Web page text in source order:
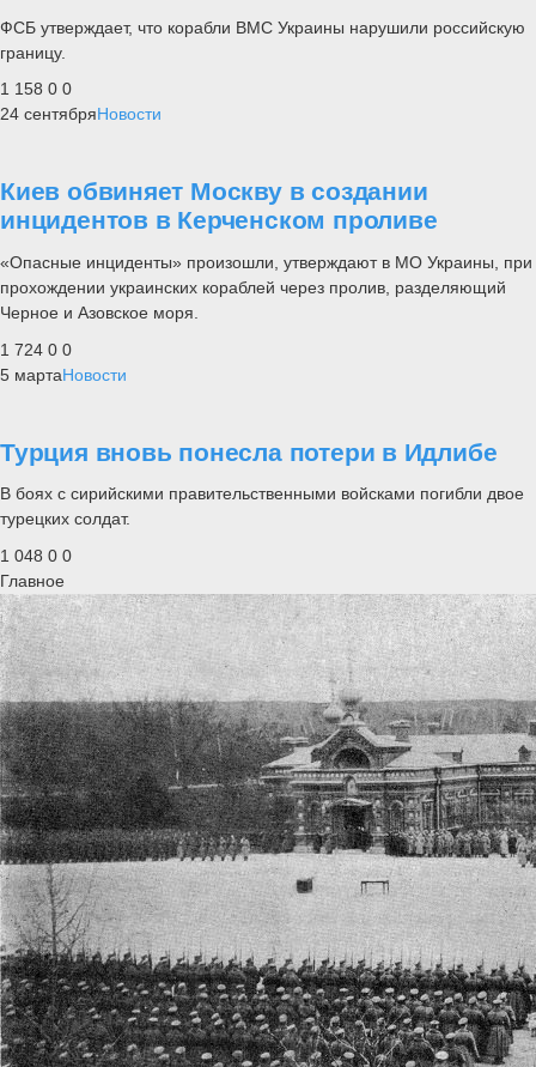
ФСБ утверждает, что корабли ВМС Украины нарушили российскую
границу.
1 158 0 0
24 сентябряНовости
Киев обвиняет Москву в создании
инцидентов в Керченском проливе
«Опасные инциденты» произошли, утверждают в МО Украины, при
прохождении украинских кораблей через пролив, разделяющий
Черное и Азовское моря.
1 724 0 0
5 мартаНовости
Турция вновь понесла потери в Идлибе
В боях с сирийскими правительственными войсками погибли двое
турецких солдат.
1 048 0 0
Главное